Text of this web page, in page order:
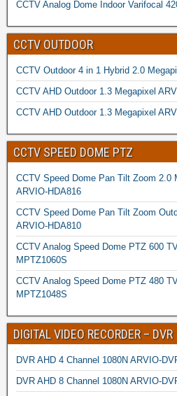
CCTV Analog Dome Indoor Varifocal
CCTV OUTDOOR
CCTV Outdoor 4 in 1 Hybrid 2.0
CCTV AHD Outdoor 1.3 Megapixel
CCTV AHD Outdoor 1.3 Megapixel
CCTV SPEED DOME PTZ
CCTV Speed Dome Pan Tilt Zoom 2.0
ARVIO-HDA816
CCTV Speed Dome Pan Tilt Zoom
ARVIO-HDA810
CCTV Analog Speed Dome PTZ 600
MPTZ1060S
CCTV Analog Speed Dome PTZ 480
MPTZ1048S
DIGITAL VIDEO RECORDER – DVR
DVR AHD 4 Channel 1080N ARVIO-
DVR AHD 8 Channel 1080N ARVIO-